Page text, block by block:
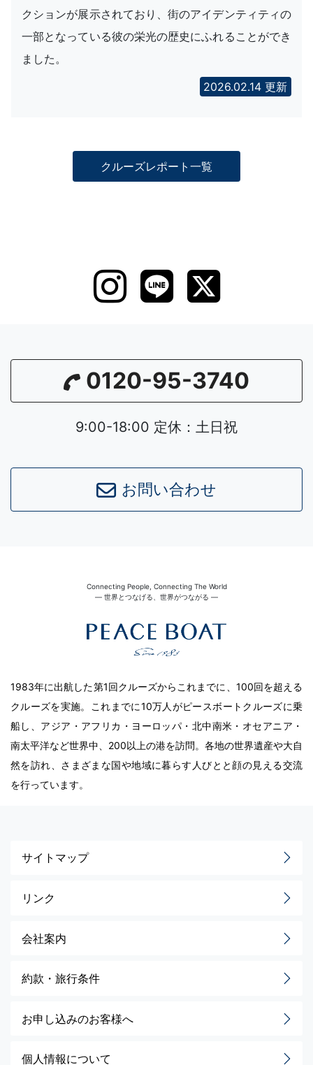
クションが展示されており、街のアイデンティティの
一部となっている彼の栄光の歴史にふれることができ
ました。
2026.02.14 更新
クルーズレポート一覧
0120-95-3740
9:00-18:00 定休：土日祝
お問い合わせ
Connecting People, Connecting The World
― 世界とつなげる、世界がつながる ―
1983年に出航した第1回クルーズからこれまでに、100回を超える
クルーズを実施。これまでに10万人がピースボートクルーズに乗
船し、アジア・アフリカ・ヨーロッパ・北中南米・オセアニア・
南太平洋など世界中、200以上の港を訪問。各地の世界遺産や大自
然を訪れ、さまざまな国や地域に暮らす人びとと顔の見える交流
を行っています。
サイトマップ
リンク
会社案内
約款・旅行条件
お申し込みのお客様へ
個人情報について